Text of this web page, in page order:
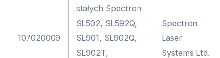
107020009
stałych Spectron
SL502, SL592Q,
SL901, SL902Q,
SL902T,
Spectron
Laser
Systems Ltd.